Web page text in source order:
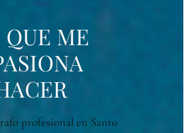
ME
profesional en Santo